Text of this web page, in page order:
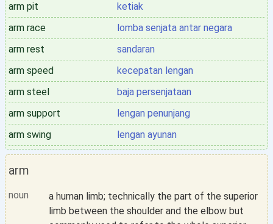
arm pit
ketiak
arm race
lomba senjata antar negara
arm rest
sandaran
arm speed
kecepatan lengan
arm steel
baja persenjataan
arm support
lengan penunjang
arm swing
lengan ayunan
arm
noun
a human limb; technically the part of the superior
limb between the shoulder and the elbow but